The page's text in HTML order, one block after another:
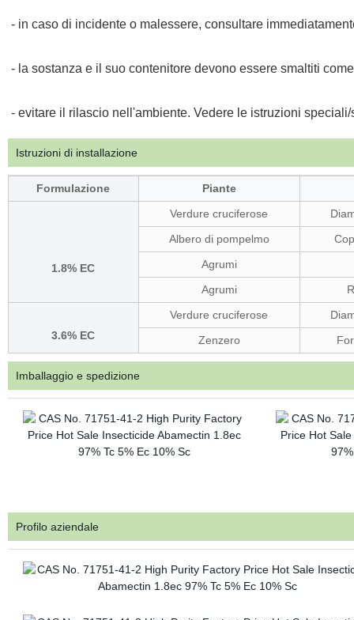
- in caso di incidente o malessere, consultare
- la sostanza e il suo contenitore devono essere smaltiti
- evitare il rilascio nell'ambiente. Vedere le istruzioni
Istruzioni di installazione
Formulazione Piante
1.8% EC
Verdure cruciferose
Albero di pompelmo
Agrumi
Agrumi
3.6% EC
Verdure cruciferose
Zenzero
Imballaggio e spedizione
Profilo aziendale